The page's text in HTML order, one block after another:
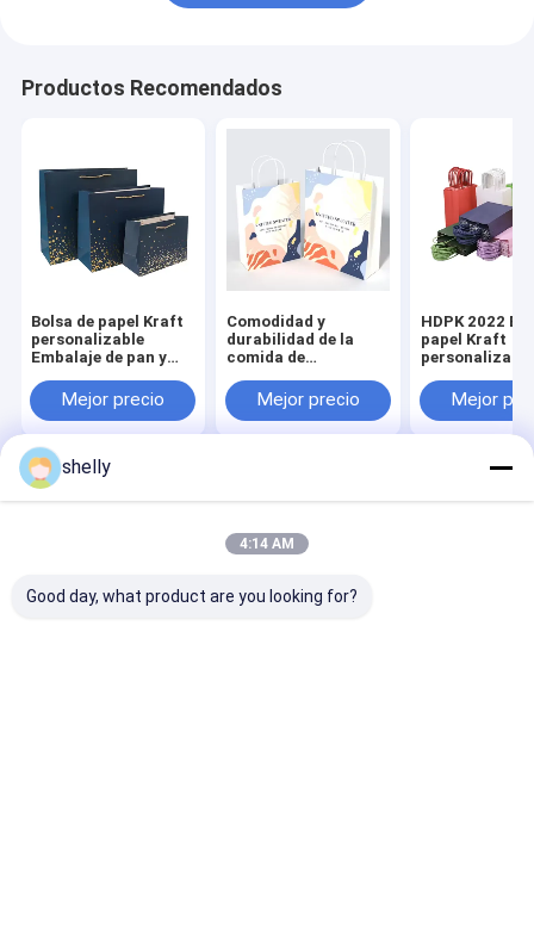
Productos Recomendados
Bolsa de papel Kraft
personalizable
Embalaje de pan y
pollo Embalaje de
alimentos Impresión
desechable
Mejor precio
Comodidad y
durabilidad de la
comida de
personalizado
Premium bolso de
Mejor precio
HDPK 2022
papel Kraft
personal
papel regalo
Mejor
Sitio
Ahora
Site
Mapa del Sitio
Privacy Policy
Reserved.
shelly
4:14 AM
Good day, what product are you looking for?